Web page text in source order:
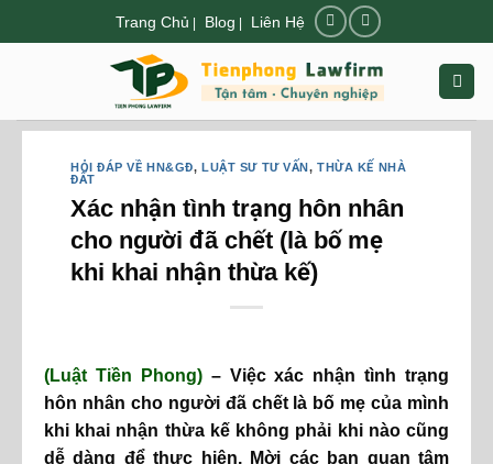
đến
Trang Chủ | Blog | Liên Hệ
HỎI ĐÁP VỀ HN&GĐ,LUẬT SƯ TƯ VẤN,THỪA KẾ NHÀ
ĐẤT
Xác nhận tình trạng hôn nhân
cho người đã chết (là bố mẹ
khi khai nhận thừa kế)
(Luật Tiền Phong)– Việc xác nhận tình trạng
hôn nhân cho người đã chết là bố mẹ của mình
khi khai nhận thừa kế không phải khi nào cũng
dễ dàng để thực hiện. Mời các bạn quan tâm